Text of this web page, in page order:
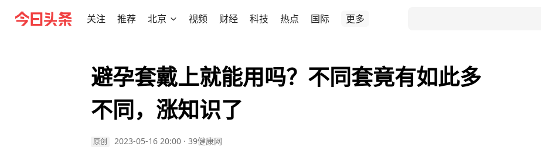
关注 推荐 北京 视频 财经 科技 热点 国际 更多
避孕套戴上就能用吗？不同套竟有如此多
不同，涨知识了
原创 2023-05-16 20:00 · 39健康网